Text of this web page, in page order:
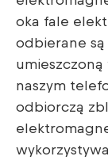
oka fale
odbierane
naszym
odbiorczą